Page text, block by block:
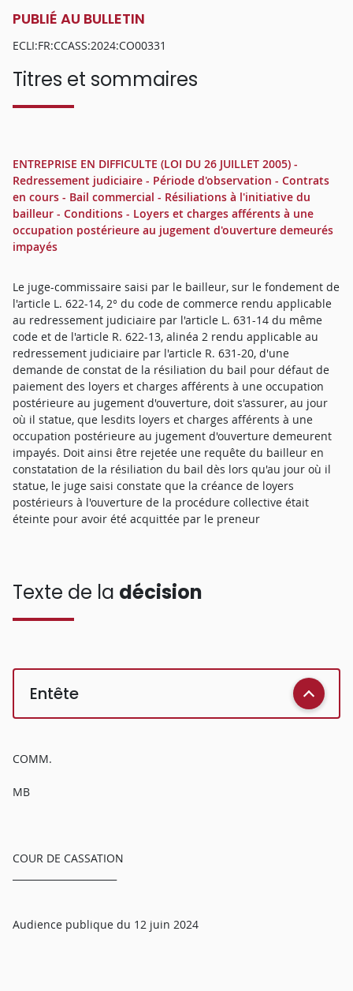
PUBLIÉ AU BULLETIN
ECLI:FR:CCASS:2024:CO00331
Titres et sommaires
ENTREPRISE EN DIFFICULTE (LOI DU 26 JUILLET 2005) -
Redressement judiciaire - Période d'observation - Contrats
en cours - Bail commercial - Résiliations à l'initiative du
bailleur - Conditions - Loyers et charges afférents à une
occupation postérieure au jugement d'ouverture demeurés
impayés
Le juge-commissaire saisi par le bailleur, sur le fondement de
l'article L. 622-14, 2° du code de commerce rendu applicable
au redressement judiciaire par l'article L. 631-14 du même
code et de l'article R. 622-13, alinéa 2 rendu applicable au
redressement judiciaire par l'article R. 631-20, d'une
demande de constat de la résiliation du bail pour défaut de
paiement des loyers et charges afférents à une occupation
postérieure au jugement d'ouverture, doit s'assurer, au jour
où il statue, que lesdits loyers et charges afférents à une
occupation postérieure au jugement d'ouverture demeurent
impayés. Doit ainsi être rejetée une requête du bailleur en
constatation de la résiliation du bail dès lors qu'au jour où il
statue, le juge saisi constate que la créance de loyers
postérieurs à l'ouverture de la procédure collective était
éteinte pour avoir été acquittée par le preneur
Texte de la décision
Entête
COMM.
MB
COUR DE CASSATION
Audience publique du 12 juin 2024